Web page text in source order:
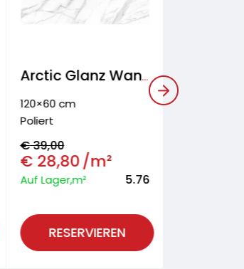
Arctic Glanz Wand- & Bodenfliese
120×60 cm
Poliert
€39,00
€ 28,80/m²
Auf Lager,m² 5.76
RESERVIEREN